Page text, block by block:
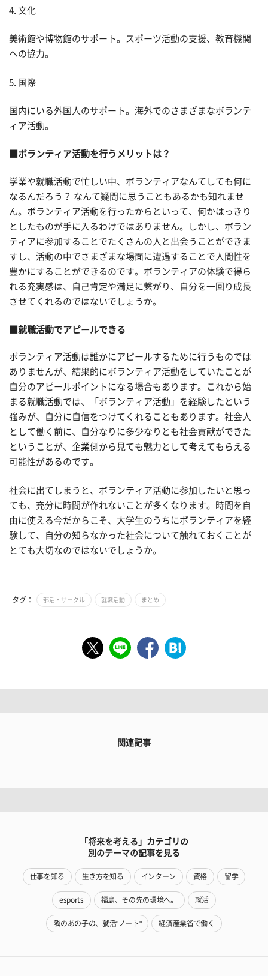
4. 文化
美術館や博物館のサポート。スポーツ活動の支援、教育機関
への協力。
5. 国際
国内にいる外国人のサポート。海外でのさまざまなボランテ
ィア活動。
■ボランティア活動を行うメリットは？
学業や就職活動で忙しい中、ボランティアなんてしても何に
なるんだろう？ なんて疑問に思うこともあるかも知れませ
ん。ボランティア活動を行ったからといって、何かはっきり
としたものが手に入るわけではありません。しかし、ボラン
ティアに参加することでたくさんの人と出会うことができま
すし、活動の中でさまざまな場面に遭遇することで人間性を
豊かにすることができるのです。ボランティアの体験で得ら
れる充実感は、自己肯定や満足に繋がり、自分を一回り成長
させてくれるのではないでしょうか。
■就職活動でアピールできる
ボランティア活動は誰かにアピールするために行うものでは
ありませんが、結果的にボランティア活動をしていたことが
自分のアピールポイントになる場合もあります。これから始
まる就職活動では、「ボランティア活動」を経験したという
強みが、自分に自信をつけてくれることもあります。社会人
として働く前に、自分なりに多少なりとも社会貢献ができた
ということが、企業側から見ても魅力として考えてもらえる
可能性があるのです。
社会に出てしまうと、ボランティア活動に参加したいと思っ
ても、充分に時間が作れないことが多くなります。時間を自
由に使える今だからこそ、大学生のうちにボランティアを経
験して、自分の知らなかった社会について触れておくことが
とても大切なのではないでしょうか。
タグ： 部活・サークル 就職活動 まとめ
関連記事
「将来を考える」カテゴリの
別のテーマの記事を見る
仕事を知る 生き方を知る インターン 資格 留学
esports 福島、その先の環境へ。 就活
隣のあの子の、就活"ノート" 経済産業省で働く